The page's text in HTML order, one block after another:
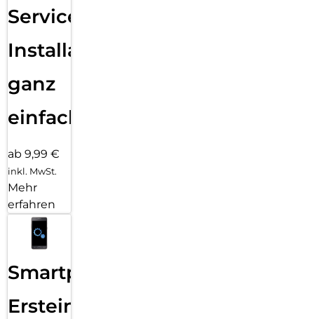
Services
Installation
ganz
einfach
ab 9,99 €
inkl. MwSt.
Mehr
erfahren
Smartphone
Ersteinrichtung